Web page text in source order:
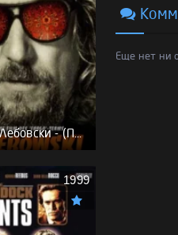
Большой Лебовски - (Перевод Гоблина)
1999
Еще нет ни